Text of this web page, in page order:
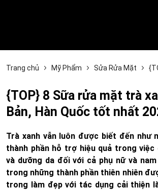
Trang chủ Mỹ Phẩm Sửa Rửa Mặt
{TOP} 8 Sữa rửa mặt trà
Bản, Hàn Quốc tốt nhất
Trà xanh vẫn luôn được biết đến như
thành phần hỗ trợ hiệu quả trong việc
và dưỡng da đối với cả phụ nữ và
trong những thành phần thiên nhiên
trong làm đẹp với tác dụng cải thiện